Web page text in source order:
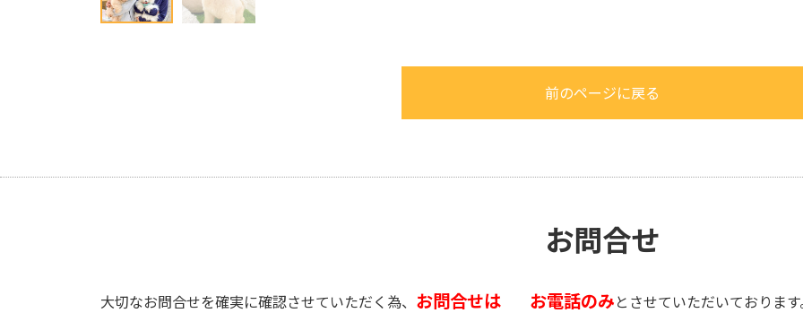
前のページに戻る
お問合せ
大切なお問合せを確実に確認させていただく為、 お問合せは お電話のみ とさせていただいております